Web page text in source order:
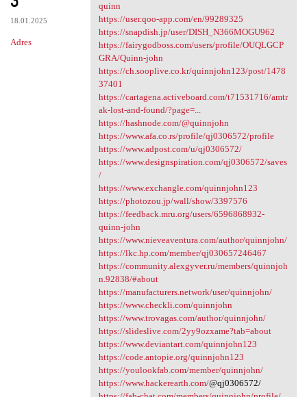
18.01.2025
Adres
quinn
https://user.qoo-app.com/en/99289325
https://snapdish.jp/user/DISH_N366MOGU962
https://fairygodboss.com/users/profile/OUQLGCP
GRA/Quinn-john
https://ch.sooplive.co.kr/quinnjohn123/post/1478
37401
https://cartagena.activeboard.com/t71531716/amtr
ak-lost-and-found/?page=...
https://hashnode.com/@quinnjohn
https://www.afa.co.rs/profile/qj0306572/profile
https://www.adpost.com/u/qj0306572/
https://www.designspiration.com/qj0306572/saves
/
https://www.exchangle.com/quinnjohn123
https://photozou.jp/wall/show/3397576
https://feedback.mru.org/users/6596868932-
quinn-john
https://www.nieveaventura.com/author/quinnjohn/
https://lkc.hp.com/member/qj030657246467
https://community.alexgyver.ru/members/quinnjoh
n.92838/#about
https://manufacturers.network/user/quinnjohn/
https://www.checkli.com/quinnjohn
https://www.trovagas.com/author/quinnjohn/
https://slideslive.com/2yy9ozxame?tab=about
https://www.deviantart.com/quinnjohn123
https://code.antopie.org/quinnjohn123
https://youlookfab.com/member/quinnjohn/
https://www.hackerearth.com/@qj0306572/